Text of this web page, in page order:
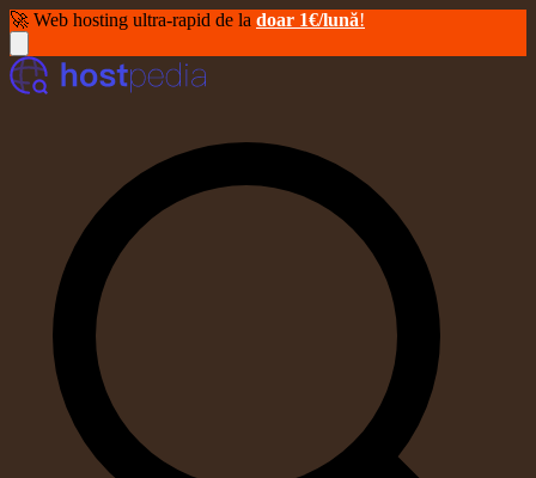
🚀 Web hosting ultra-rapid de la doar 1€/lună!